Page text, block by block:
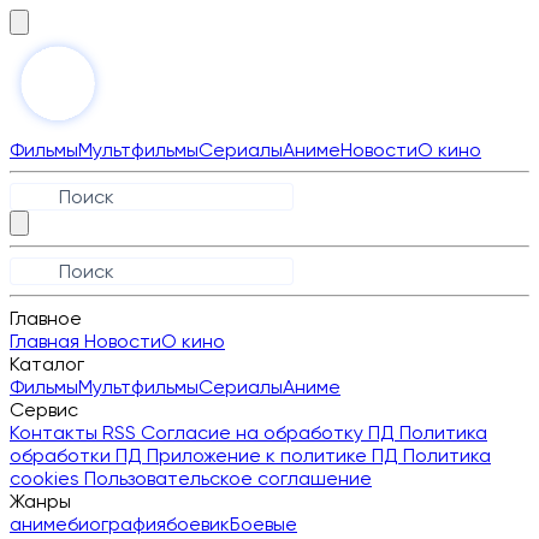
ФильмыМультфильмыСериалыАнимеНовостиО кино
Главное
Главная НовостиО кино
Каталог
ФильмыМультфильмыСериалыАниме
Сервис
Контакты RSS Согласие на обработку ПД Политика
обработки ПД Приложение к политике ПД Политика
cookies Пользовательское соглашение
Жанры
анимебиографиябоевикБоевые